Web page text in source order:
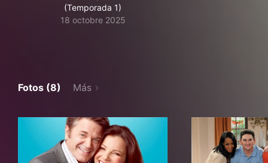
(Temporada 1)
18 octobre 2025
Fotos (8) Más